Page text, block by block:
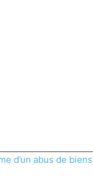
d’un abus de